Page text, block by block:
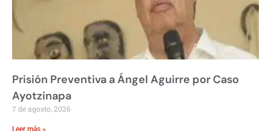
Prisión Preventiva a Ángel Aguirre por Caso
Ayotzinapa
7 de agosto, 2026
Leer más »